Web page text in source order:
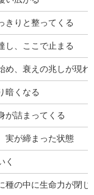
きりと整ってくる
し、ここで止まる
め、衰えの兆しが現れ
暗くなる
が詰まってくる
実が締まった状態
く
種の中に生命力が閉じ